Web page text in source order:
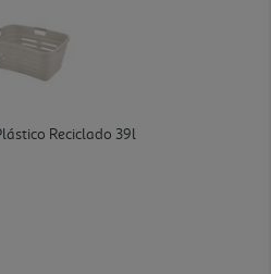
Reciclado 39l